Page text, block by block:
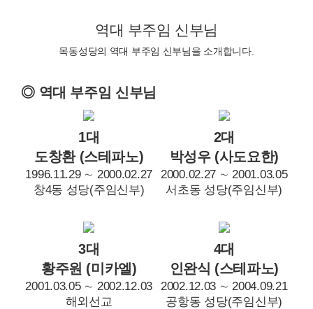
역대 부주임 신부님
목동성당의 역대 부주임 신부님을 소개합니다.
◎ 역대 부주임 신부님
1대
도창환 (스테파노)
1996.11.29 ∼ 2000.02.27
창4동 성당(주임신부)
2대
박성우 (사도요한)
2000.02.27 ∼ 2001.03.05
서초동 성당(주임신부)
3대
황주원 (미카엘)
2001.03.05 ∼ 2002.12.03
해외선교
4대
인완식 (스테파노)
2002.12.03 ∼ 2004.09.21
공항동 성당(주임신부)